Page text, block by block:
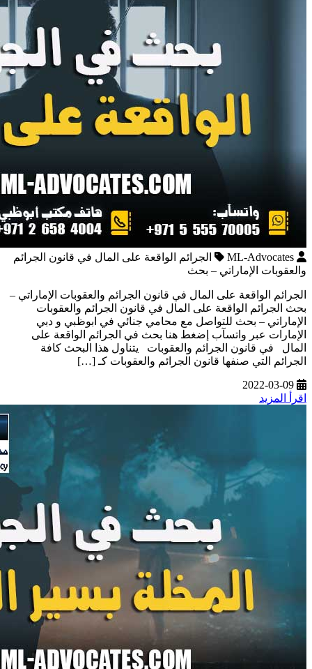
ML-Advocates
الجرائم الواقعة على المال في قانون الجرائم
والعقوبات الإماراتي – بحث
الجرائم الواقعة على المال في قانون الجرائم والعقوبات الإماراتي –
بحث الجرائم الواقعة على المال في قانون الجرائم والعقوبات
الإماراتي – بحث للتواصل مع محامي جنائي في ابوظبي و دبي
الإمارات عبر واتسآب إضغط هنا بحث في الجرائم الواقعة على
المال في قانون الجرائم والعقوبات يتناول هذا البحث كافة
الجرائم التي صنفها قانون الجرائم والعقوبات كـ […]
2022-03-09
اقرأ المزيد